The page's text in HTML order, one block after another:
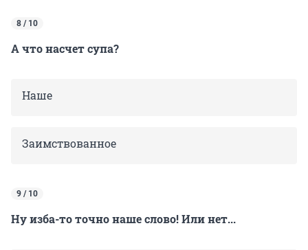
8 / 10
А что насчет супа?
Наше
Заимствованное
9 / 10
Ну изба-то точно наше слово! Или нет...